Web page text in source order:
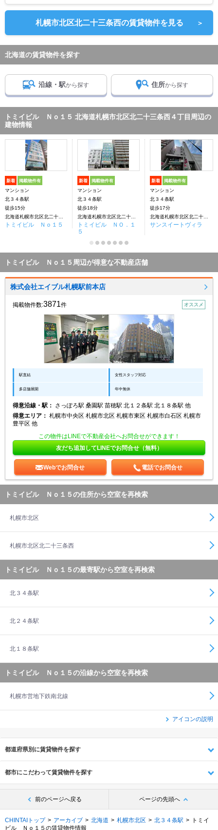
札幌市北区北二十三条西の賃貸物件を見る ＞
北海道の賃貸物件を探す
沿線・駅から探す 住所から探す
トミイビル Ｎｏ１５ 北海道札幌市北区北二十三条西４丁目周辺の
建物情報
新着 掲載物件有
マンション
北３４条駅
徒歩15分
トミイビル Ｎｏ１５
新着 掲載物件有
マンション
北３４条駅
徒歩18分
トミイビル ＮＯ．１
５
新着 掲載物件有
マンション
北３４条駅
徒歩17分
サンスイートヴィラ
トミイビル Ｎｏ１５周辺が得意な不動産店舗
株式会社エイブル札幌駅前本店
掲載物件数:3871件 オススメ
駅直結 女性スタッフ対応
多店舗展開 年中無休
得意沿線・駅：
さっぽろ駅 桑園駅 苗穂駅 北１２条駅 北１８条駅 他
得意エリア： 札幌市中央区 札幌市北区 札幌市東区 札幌市白石区 札幌市
豊平区 他
この物件はLINEで不動産会社へお問合せができます！
友だち追加してLINEでお問合せ（無料）
Webでお問合せ 電話でお問合せ
トミイビル Ｎｏ１５の住所から空室を再検索
札幌市北区
札幌市北区北二十三条西
トミイビル Ｎｏ１５の最寄駅から空室を再検索
北３４条駅
北２４条駅
北１８条駅
トミイビル Ｎｏ１５の沿線から空室を再検索
札幌市営地下鉄南北線
アイコンの説明
都道府県別に賃貸物件を探す
都市にこだわって賃貸物件を探す
前のページへ戻る ページの先頭へ
CHINTAIトップ アーカイブ 北海道 札幌市北区 北３４条駅
トミイ
ビル Ｎｏ１５の賃貸物件情報